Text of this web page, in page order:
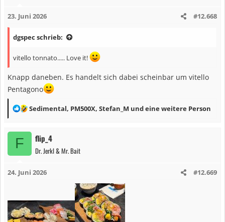
o
e
:
23. Juni 2026 #12.668
dgspec schrieb:
vitello tonnato..... Love it!
Knapp daneben. Es handelt sich dabei scheinbar um vitello
Pentagono
R
a
o
n
:
Sedimental, PM500X, Stefan_M und eine weitere Person
F flip_4
Dr. Jerkl & Mr. Bait
24. Juni 2026 #12.669